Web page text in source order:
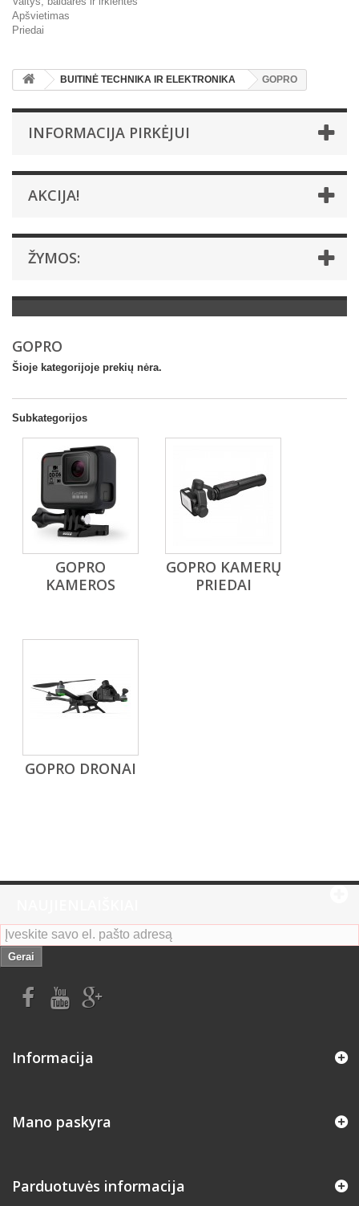
Apšvietimas
Priedai
BUITINĖ TECHNIKA IR ELEKTRONIKA GOPRO
INFORMACIJA PIRKĖJUI
AKCIJA!
ŽYMOS:
GOPRO
Šioje kategorijoje prekių nėra.
Subkategorijos
GOPRO
KAMEROS
GOPRO KAMERŲ
PRIEDAI
GOPRO DRONAI
Gerai
Informacija
Mano paskyra
Parduotuvės informacija